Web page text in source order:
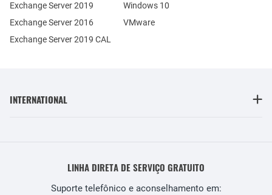
Exchange Server 2019
Exchange Server 2016
Exchange Server 2019 CAL
Windows 10
VMware
INTERNATIONAL
LINHA DIRETA DE SERVIÇO GRATUITO
Suporte telefônico e aconselhamento em: